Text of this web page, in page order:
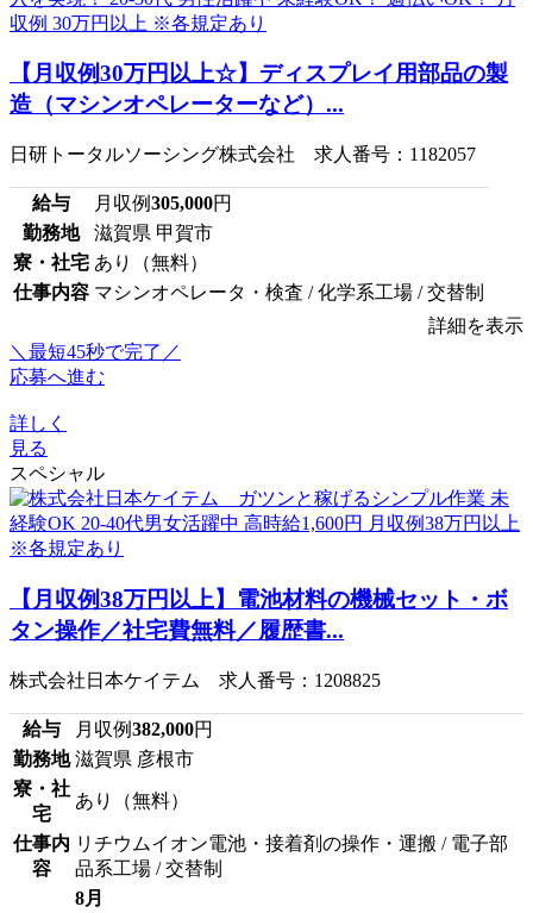
【月収例30万円以上☆】ディスプレイ用部品の製
造（マシンオペレーターなど）...
日研トータルソーシング株式会社 求人番号：1182057
給与 月収例305,000円
勤務地
滋賀県 甲賀市
寮・社宅 あり（無料）
仕事内容 マシンオペレータ・検査 / 化学系工場 / 交替制
詳細を表示
＼最短45秒で完了／
応募へ進む
詳しく
見る
スペシャル
【月収例38万円以上】電池材料の機械セット・ボ
タン操作／社宅費無料／履歴書...
株式会社日本ケイテム 求人番号：1208825
給与 月収例382,000円
勤務地 滋賀県 彦根市
寮・社
宅
あり（無料）
仕事内
容
リチウムイオン電池・接着剤の操作・運搬 / 電子部
品系工場 / 交替制
8月